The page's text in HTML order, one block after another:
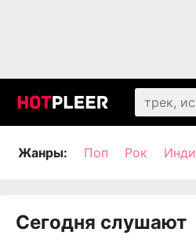
Жанры: Поп Рок Инди
Сегодня слушают